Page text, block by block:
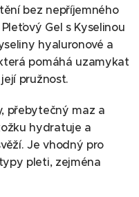
bez nepříjemného
Gel s Kyselinou
hyaluronové a
pomáhá uzamykat
pružnost.
přebytečný maz a
hydratuje a
Je vhodný pro
pleti, zejména